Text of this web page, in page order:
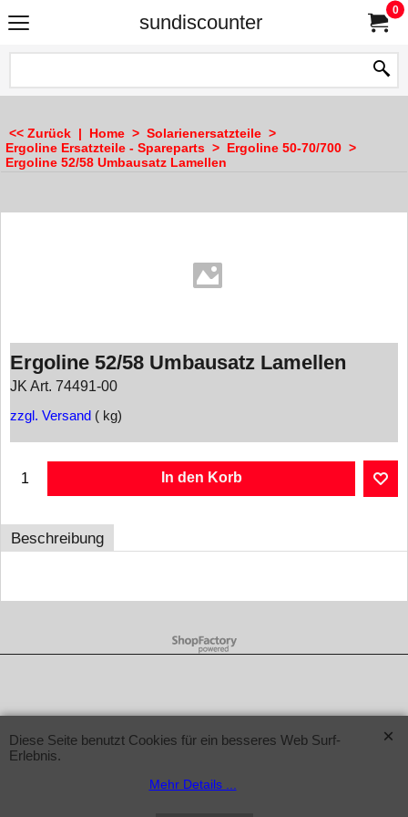
sundiscounter
0
<< Zurück | Home > Solarienersatzteile >
Ergoline Ersatzteile - Spareparts > Ergoline 50-70/700 >
Ergoline 52/58 Umbausatz Lamellen
Ergoline 52/58 Umbausatz Lamellen
JK Art. 74491-00
zzgl. Versand kg
In den Korb
Beschreibung
WebShop erstellt mit ShopFactory Shop Software.
Diese Seite benutzt Cookies für ein besseres Web Surf-
Erlebnis.
Mehr Details ...